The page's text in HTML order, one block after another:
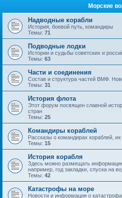
Морские
Надводные корабли
История, боевой путь, командиры
Темы: 71
Подводные лодки
Истории и судьбы советских и
Темы: 63
Части и соединения
Состав и структура частей ВМФ.
Темы: 31
История флота
Этот форум посвящен славной
стран
Темы: 25
Командиры кораблей
Рассказы о командирах кораблей,
Темы: 15
История корабля
Здесь можно размещать
например, год закладки, спуска на
Темы: 42
Катастрофы на море
Новости и информация о